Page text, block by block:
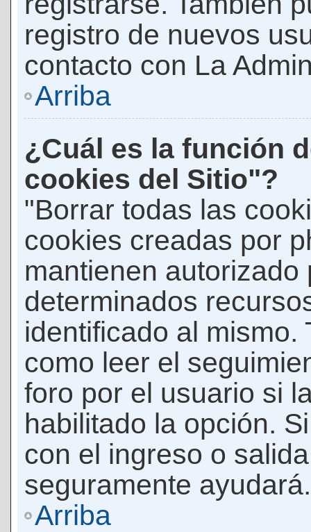
registro de nuevos
contacto con La
Arriba
¿Cuál es la función
cookies del Sitio"?
"Borrar todas las
cookies creadas por
mantienen autorizado
determinados
identificado al mismo.
como leer el
foro por el usuario si
habilitado la opción.
con el ingreso o
seguramente ayudará.
Arriba